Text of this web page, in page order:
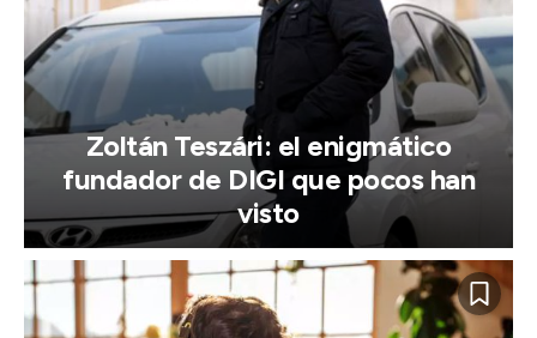
Zoltán Teszári: el enigmático
fundador de DIGI que pocos han
visto